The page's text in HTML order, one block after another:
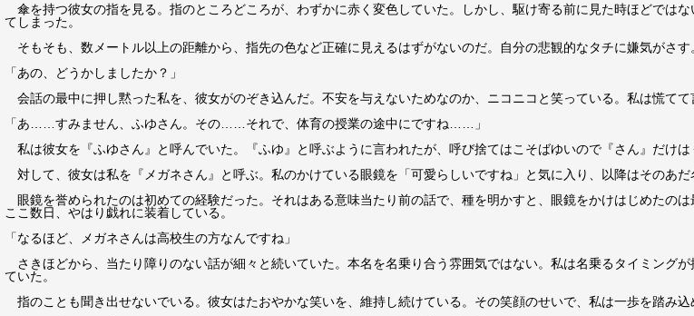
傘を持つ彼女の指を見る。指のところどころが、わずかに赤く変色していた。しかし、駆け寄る前に見た時ほどでは
てしまった。
そもそも、数メートル以上の距離から、指先の色など正確に見えるはずがないのだ。自分の悲観的なタチに嫌気がさ
「あの、どうかしましたか？」
会話の最中に押し黙った私を、彼女がのぞき込んだ。不安を与えないためなのか、ニコニコと笑っている。私は慌てて
「あ……すみません、ふゆさん。その……それで、体育の授業の途中にですね……」
私は彼女を『ふゆさん』と呼んでいた。『ふゆ』と呼ぶように言われたが、呼び捨てはこそばゆいので『さん』だけは
対して、彼女は私を『メガネさん』と呼ぶ。私のかけている眼鏡を「可愛らしいですね」と気に入り、以降はそのあだ
眼鏡を誉められたのは初めての経験だった。それはある意味当たり前の話で、種を明かすと、眼鏡をかけはじめたの
ここ数日、やはり戯れに装着している。
「なるほど、メガネさんは高校生の方なんですね」
さきほどから、当たり障りのない話が細々と続いていた。本名を名乗り合う雰囲気ではない。私は名乗るタイミング
ていた。
指のことも聞き出せないでいる。彼女はたおやかな笑いを、維持し続けている。その笑顔のせいで、私は一歩を踏み込